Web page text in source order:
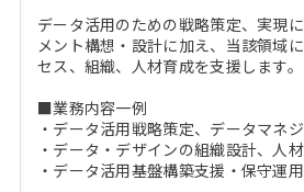
MBAを生かす求人特集
MBA NETWORKING
データ活用のための戦略策定、実現
メント構想・設計に加え、当該領域
セス、組織、人材育成を支援します。
■業務内容一例
・データ活用戦略策定、データマネ
・データ・デザインの組織設計、人
・データ活用基盤構築支援・保守運